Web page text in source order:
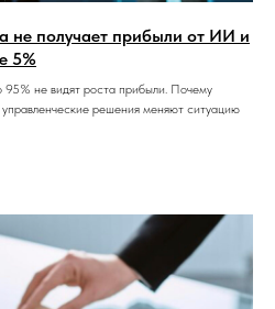
не получает прибыли от ИИ и
5%
не видят роста прибыли. Почему
решения меняют ситуацию